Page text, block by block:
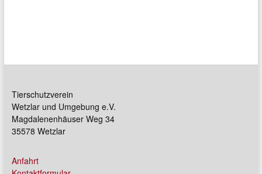
Tierschutzverein
Wetzlar und Umgebung e.V.
Magdalenenhäuser Weg 34
35578 Wetzlar
Anfahrt